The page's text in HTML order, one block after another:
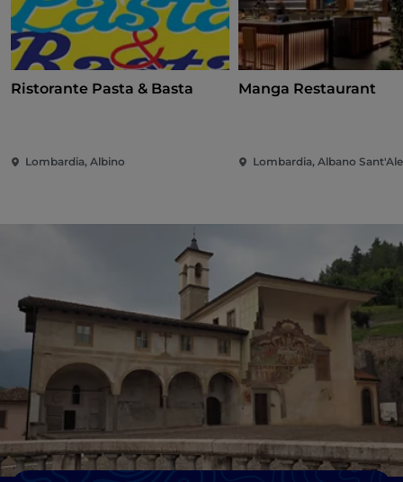
Ristorante Pasta & Basta
Lombardia, Albino
Manga Restaurant
Lombardia, Albano